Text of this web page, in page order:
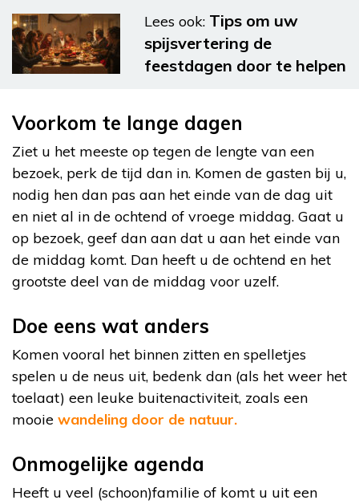
Lees ook: Tips om uw
spijsvertering de
feestdagen door te helpen
Voorkom te lange dagen
Ziet u het meeste op tegen de lengte van een
bezoek, perk de tijd dan in. Komen de gasten bij u,
nodig hen dan pas aan het einde van de dag uit
en niet al in de ochtend of vroege middag. Gaat u
op bezoek, geef dan aan dat u aan het einde van
de middag komt. Dan heeft u de ochtend en het
grootste deel van de middag voor uzelf.
Doe eens wat anders
Komen vooral het binnen zitten en spelletjes
spelen u de neus uit, bedenk dan (als het weer het
toelaat) een leuke buitenactiviteit, zoals een
mooie wandeling door de natuur.
Onmogelijke agenda
Heeft u veel (schoon)familie of komt u uit een